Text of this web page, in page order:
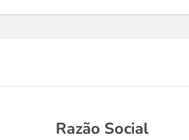
Razão Social